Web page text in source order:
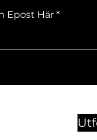
Epost Här